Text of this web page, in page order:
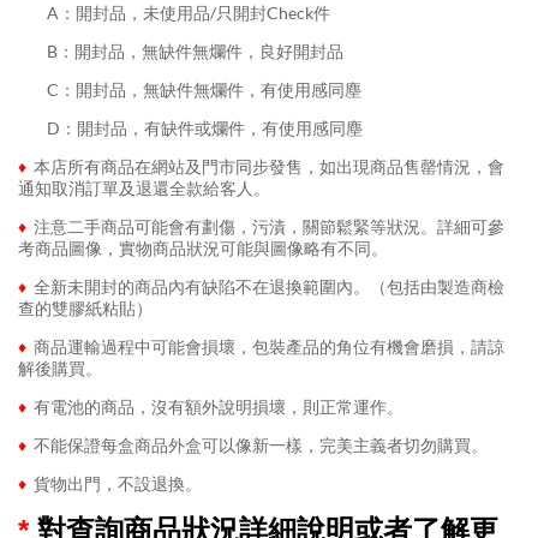
A：開封品，未使用品/只開封Check件
B：開封品，無缺件無爛件，良好開封品
C：開封品，無缺件無爛件，有使用感同塵
D：開封品，有缺件或爛件，有使用感同塵
♦ 本店所有商品在網站及門市同步發售，如出現商品售罄情況，會
通知取消訂單及退還全款給客人。
♦ 注意二手商品可能會有劃傷，污漬，關節鬆緊等狀況。詳細可參
考商品圖像，實物商品狀況可能與圖像略有不同。
♦ 全新未開封的商品內有缺陷不在退換範圍內。（包括由製造商檢
查的雙膠紙粘貼）
♦ 商品運輸過程中可能會損壞，包裝產品的角位有機會磨損，請諒
解後購買。
♦ 有電池的商品，沒有額外說明損壞，則正常運作。
♦ 不能保證每盒商品外盒可以像新一樣，完美主義者切勿購買。
♦ 貨物出門，不設退換。
* 對查詢商品狀況詳細說明或者了解更